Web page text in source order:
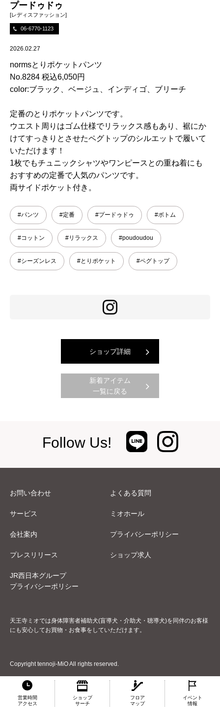
プードゥドゥ
[レディスファッション]
06-6770-1123
2026.02.27
normsとりポケットパンツ
No.8284 税込6,050円
color:ブラック、ベージュ、インディゴ、ブリーチ
定番のとりポケットパンツです。
ウエスト周りはゴム仕様でリラックス感もあり、裾にか
けてすっきりとさせたペグトップのシルエットで履いて
いただけます！
1枚でもチュニックシャツやワンピースとの重ね着にも
おすすめの定番で人気のパンツです。
両サイドポケット付き。
#パンツ #定番 #プードゥドゥ #ボトム
#コットン #リラックス #poudoudou
#シーズンレス #とりポケット #ペグトップ
ショップ詳細
新着アイテム
一覧に戻る
Follow Us!
営業時間
アクセス
ショップ
サーチ
フロア
マップ
イベント
情報
お問い合わせ よくある質問
サービス ミオホール
会社案内 プライバシーポリシー
プレスリリース ショップ求人
JR西日本グループ
プライバシーポリシー
天王寺ミオでは身体障害者補助犬(盲導犬・介助犬・聴導犬)を同伴のお客様
にも安心してお買物・お食事をしていただけます。
Copyright tennoji-MiO All rights reserved.